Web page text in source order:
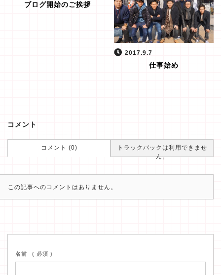
ブログ開始のご挨拶
2017.9.7
仕事始め
コメント
コメント (0)
トラックバックは利用できませ
ん。
この記事へのコメントはありません。
名前 ( 必須 )